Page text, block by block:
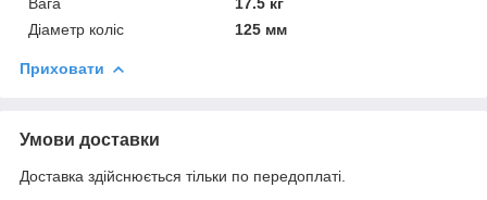
Діаметр коліс
125 мм
Приховати
Умови доставки
Доставка здійснюється тільки по передоплаті.